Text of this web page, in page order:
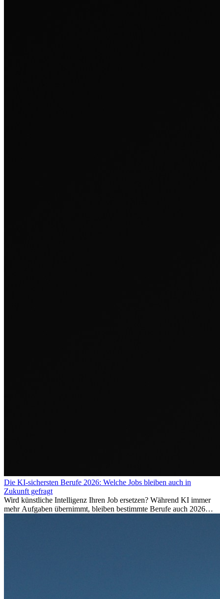
Die KI-sichersten Berufe 2026: Welche Jobs bleiben auch in
Zukunft gefragt
Wird künstliche Intelligenz Ihren Job ersetzen? Während KI immer
mehr Aufgaben übernimmt, bleiben bestimmte Berufe auch 2026